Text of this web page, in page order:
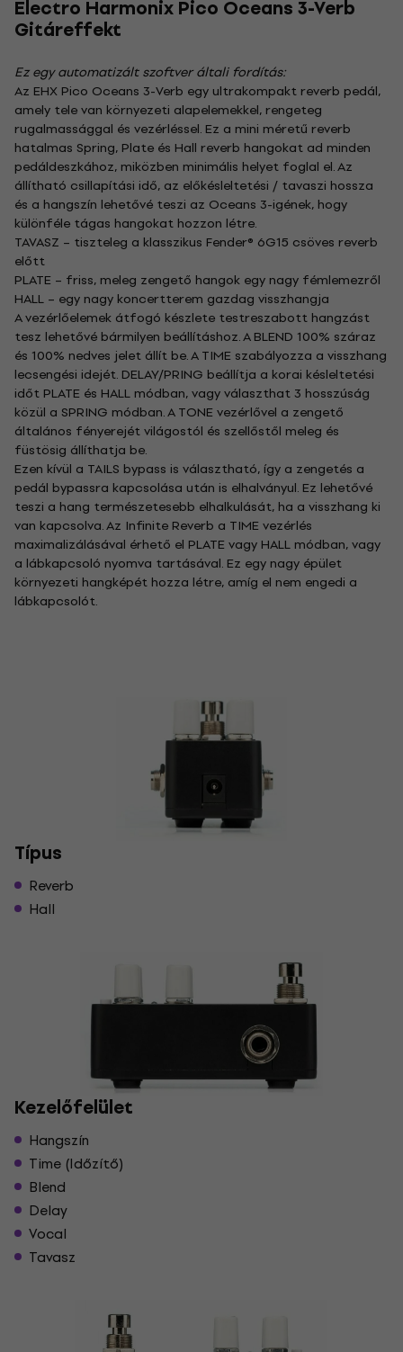
Electro Harmonix Pico Oceans 3-Verb
Gitáreffekt
Ez egy automatizált szoftver általi fordítás:
Az EHX Pico Oceans 3-Verb egy ultrakompakt reverb pedál,
amely tele van környezeti alapelemekkel, rengeteg
rugalmassággal és vezérléssel. Ez a mini méretű reverb
hatalmas Spring, Plate és Hall reverb hangokat ad minden
pedáldeszkához, miközben minimális helyet foglal el. Az
állítható csillapítási idő, az előkésleltetési / tavaszi hossza
és a hangszín lehetővé teszi az Oceans 3-igének, hogy
különféle tágas hangokat hozzon létre.
TAVASZ – tiszteleg a klasszikus Fender® 6G15 csöves reverb
előtt
PLATE – friss, meleg zengető hangok egy nagy fémlemezről
HALL – egy nagy koncertterem gazdag visszhangja
A vezérlőelemek átfogó készlete testreszabott hangzást
tesz lehetővé bármilyen beállításhoz. A BLEND 100% száraz
és 100% nedves jelet állít be. A TIME szabályozza a visszhang
lecsengési idejét. DELAY/PRING beállítja a korai késleltetési
időt PLATE és HALL módban, vagy választhat 3 hosszúság
közül a SPRING módban. A TONE vezérlővel a zengető
általános fényerejét világostól és szellőstől meleg és
füstösig állíthatja be.
Ezen kívül a TAILS bypass is választható, így a zengetés a
pedál bypassra kapcsolása után is elhalványul. Ez lehetővé
teszi a hang természetesebb elhalkulását, ha a visszhang ki
van kapcsolva. Az Infinite Reverb a TIME vezérlés
maximalizálásával érhető el PLATE vagy HALL módban, vagy
a lábkapcsoló nyomva tartásával. Ez egy nagy épület
környezeti hangképét hozza létre, amíg el nem engedi a
lábkapcsolót.
Típus
Reverb
Hall
Kezelőfelület
Hangszín
Time (Időzítő)
Blend
Delay
Vocal
Tavasz